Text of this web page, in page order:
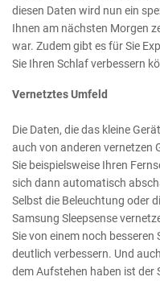
diesen Daten wird nun ein
Ihnen am nächsten Morgen
war. Zudem gibt es für Sie
Sie Ihren Schlaf verbessern
Vernetztes Umfeld
Die Daten, die das kleine
auch von anderen vernetzen
Sie beispielsweise Ihren
sich dann automatisch
Selbst die Beleuchtung oder
Samsung Sleepsense
Sie von einem noch
deutlich verbessern. Und
dem Aufstehen haben ist der